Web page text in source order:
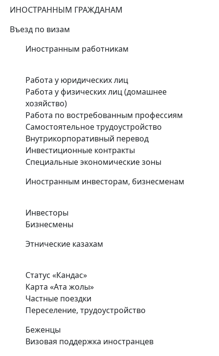
ИНОСТРАННЫМ ГРАЖДАНАМ
Въезд по визам
Иностранным работникам
Работа у юридических лиц
Работа у физических лиц (домашнее
хозяйство)
Работа по востребованным профессиям
Самостоятельное трудоустройство
Внутрикорпоративный перевод
Инвестиционные контракты
Специальные экономические зоны
Иностранным инвесторам, бизнесменам
Инвесторы
Бизнесмены
Этнические казахам
Статус «Кандас»
Карта «Ата жолы»
Частные поездки
Переселение, трудоустройство
Беженцы
Визовая поддержка иностранцев